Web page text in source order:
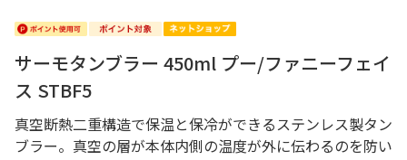
サーモタンブラー 450ml プー/ファニーフェイ
ス STBF5
真空断熱二重構造で保温と保冷ができるステンレス製タン
ブラー。真空の層が本体内側の温度が外に伝わるのを防い